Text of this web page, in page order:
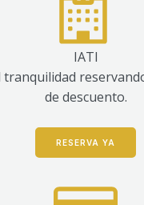
IATI
de descuento.
RESERVA YA